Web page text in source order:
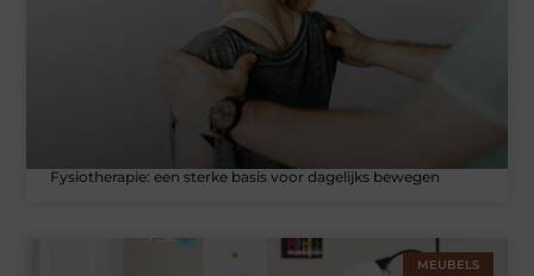
Fysiotherapie: een sterke basis voor dagelijks bewegen
MEUBELS